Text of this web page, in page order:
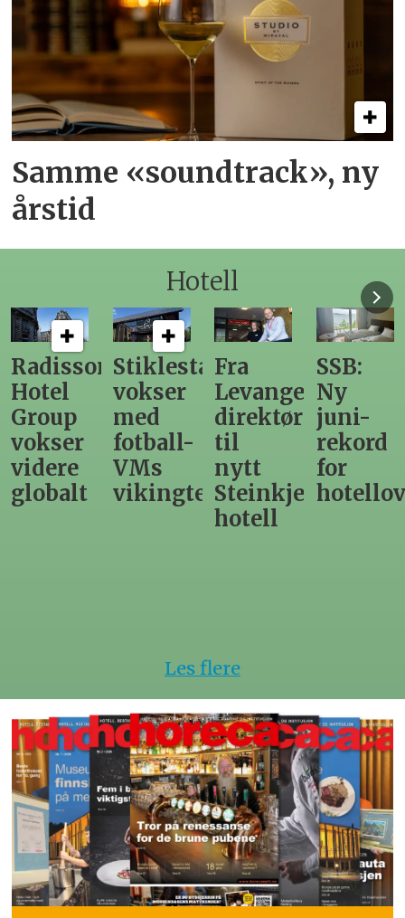
Samme «soundtrack», ny
årstid
Hotell
Stiklestad
vokser
med
fotball-
VMs
vikingtematikk
Fra
Levanger-
direktør
til
nytt
Steinkjer-
SSB:
Ny
juni-
rekord
for
Elendig
gir
utslag
for
Les flere